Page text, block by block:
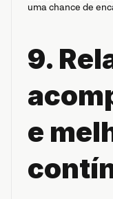
uma chance de
9.
e